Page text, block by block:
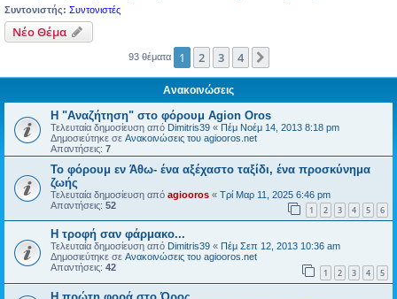
Συντονιστής: Συντονιστές
Νέο Θέμα
93 θέματα 1 2 3 4
Ανακοινώσεις
Η "Αναζήτηση" στο φόρουμ Agion Oros
Τελευταία δημοσίευση από Dimitris39 « Πέμ Νοέμ 14, 2013 8:18 pm
Δημοσιεύτηκε σε Ανακοινώσεις του agiooros.net
Απαντήσεις: 7
Το φόρουμ εν Άθω- ένα αξέχαστο ταξίδι, ένα προσκύνημα
ζωής
Τελευταία δημοσίευση από agiooros « Τρί Μαρ 11, 2025 6:46 pm
Απαντήσεις: 52 1 2 3 4 5 6
H τροφή σαν φάρμακο...
Τελευταία δημοσίευση από Dimitris39 « Πέμ Σεπ 12, 2013 10:36 am
Δημοσιεύτηκε σε Ανακοινώσεις του agiooros.net
Απαντήσεις: 42 1 2 3 4 5